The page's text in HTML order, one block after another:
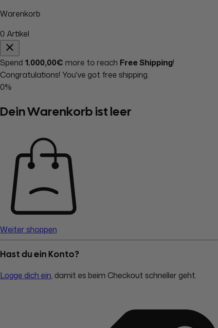
Warenkorb
0 Artikel
Spend 1.000,00€ more to reach Free Shipping!
Congratulations! You've got free shipping.
0%
Dein Warenkorb ist leer
Weiter shoppen
Hast du ein Konto?
Logge dich ein, damit es beim Checkout schneller geht.